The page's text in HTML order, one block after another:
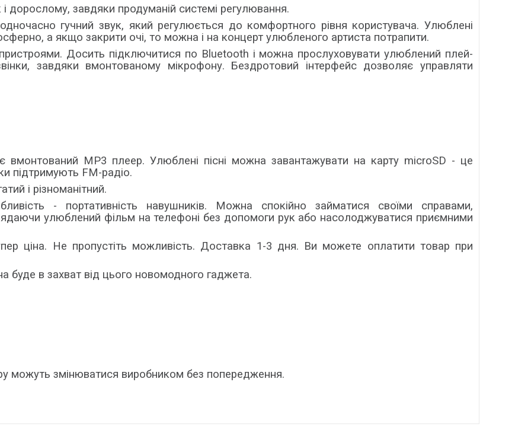
і дорослому, завдяки продуманій системі регулювання.
гучний звук, який регулюється до комфортного рівня користувача. Улюблені
а якщо закрити очі, то можна і на концерт улюбленого артиста потрапити.
Досить підключитися по Bluetooth і можна прослуховувати улюблений плей-
завдяки вмонтованому мікрофону. Бездротовий інтерфейс дозволяє управляти
вмонтований MP3 плеер. Улюблені пісні можна завантажувати на карту microSD - це
підтримують FM-радіо.
і різноманітний.
- портативність навушників. Можна спокійно займатися своїми справами,
улюблений фільм на телефоні без допомоги рук або насолоджуватися приємними
ціна. Не пропустіть можливість. Доставка 1-3 дня. Ви можете оплатити товар при
буде в захват від цього новомодного гаджета.
можуть змінюватися виробником без попередження.